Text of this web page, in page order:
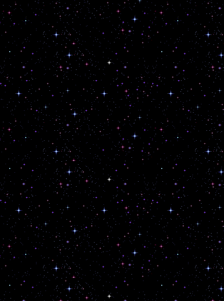
you need we felt
chord jam. If you
along: It‘s a
Nachdem wir We
you need
Continue reading
→
Posted in Jam | Leave a